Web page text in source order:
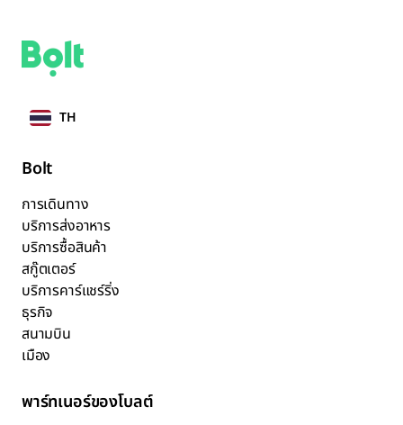
TH
Bolt
การเดินทาง
บริการส่งอาหาร
บริการซื้อสินค้า
สกู๊ตเตอร์
บริการคาร์แชร์ริ่ง
ธุรกิจ
สนามบิน
เมือง
พาร์ทเนอร์ของโบลต์